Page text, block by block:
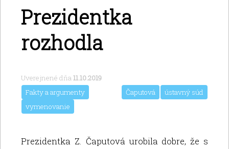
Prezidentka
rozhodla
Uverejnené dňa11.10.2019
Fakty a argumenty
Čaputová
ústavný súd
vymenovanie
Prezidentka Z. Čaputová urobila dobre, že s